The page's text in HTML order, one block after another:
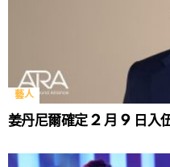
藝人
姜丹尼爾確定 2 月 9 日入